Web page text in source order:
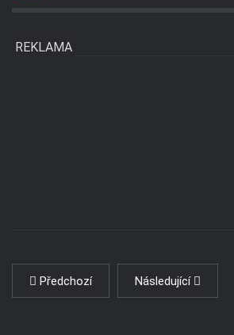
REKLAMA
Předchozí Následující